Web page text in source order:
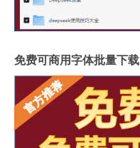
免费可商用字体批量下载